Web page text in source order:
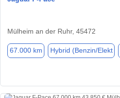
Mülheim an der Ruhr, 45472
67.000 km Hybrid (Benzin/Elekt